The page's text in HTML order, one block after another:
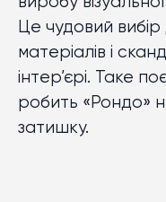
Це чудовий
матеріалів і
інтер’єрі. Таке
робить «Рондо»
затишку.